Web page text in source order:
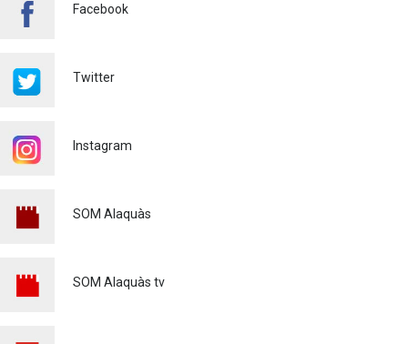
A ALAQUÀS
L'ESCOLA D'ESTIU, AL
ELÈCTRICS (VMP)
Facebook
Twitter
Instagram
SOM Alaquàs
SOM Alaquàs tv